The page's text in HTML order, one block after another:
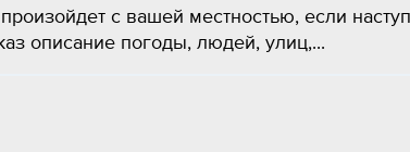
с вашей местностью, если
описание погоды, людей, улиц,...